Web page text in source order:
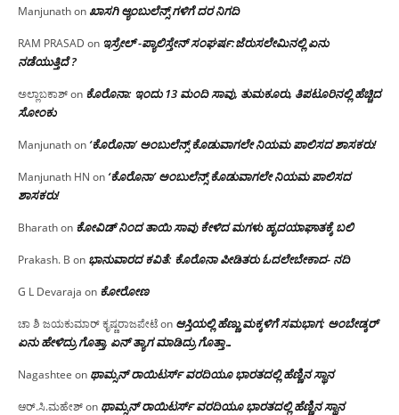
Manjunathonಖಾಸಗಿ ಆ್ಯಂಬುಲೆನ್ಸ್ ಗಳಿಗೆ ದರ ನಿಗದಿ
RAM PRASAD on ಇಸ್ರೇಲ್ -ಪ್ಯಾಲಿಸ್ತೇನ್ ಸಂಘರ್ಷ:ಜೆರುಸಲೇಮಿನಲ್ಲಿ ಏನು
ನಡೆಯುತ್ತಿದೆ ?
ಅಲ್ಲಾಬಕಾಶ್on ಕೊರೊನಾ: ಇಂದು 13 ಮಂದಿ ಸಾವು, ತುಮಕೂರು, ತಿಪಟೂರಿನಲ್ಲಿ ಹೆಚ್ಚಿದ
ಸೋಂಕು
Manjunathon ‘ಕೊರೊನಾ’ ಅಂಬುಲೆನ್ಸ್ ಕೊಡುವಾಗಲೇ ನಿಯಮ ಪಾಲಿಸದ ಶಾಸಕರು!
Manjunath HN on ‘ಕೊರೊನಾ’ ಅಂಬುಲೆನ್ಸ್ ಕೊಡುವಾಗಲೇ ನಿಯಮ ಪಾಲಿಸದ
ಶಾಸಕರು!
Bharathon ಕೋವಿಡ್ ನಿಂದ ತಾಯಿ ಸಾವು ಕೇಳಿದ ಮಗಳು ಹೃದಯಾಘಾತಕ್ಕೆ ಬಲಿ
Prakash. B on ಭಾನುವಾರದ ಕವಿತೆ: ಕೊರೊನಾ ಪೀಡಿತರು ಓದಲೇಬೇಕಾದ- ನದಿ
G L Devaraja on ಕೋರೋಣ
ಚಾ ಶಿ ಜಯಕುಮಾರ್ ಕೃಷ್ಣರಾಜಪೇಟೆon ಆಸ್ತಿಯಲ್ಲಿ ಹೆಣ್ಣು ಮಕ್ಕಳಿಗೆ ಸಮಭಾಗ; ಅಂಬೇಡ್ಕರ್
ಏನು ಹೇಳಿದ್ರು ಗೊತ್ತಾ, ಏನ್ ತ್ಯಾಗ ಮಾಡಿದ್ರು ಗೊತ್ತಾ…
Nagashtee on ಥಾಮ್ಸನ್ ರಾಯಿಟರ್ಸ್ ವರದಿಯೂ ಭಾರತದಲ್ಲಿ ಹೆಣ್ಣಿನ ಸ್ಥಾನ‌
ಆರ್.ಸಿ.ಮಹೇಶ್on ಥಾಮ್ಸನ್ ರಾಯಿಟರ್ಸ್ ವರದಿಯೂ ಭಾರತದಲ್ಲಿ ಹೆಣ್ಣಿನ ಸ್ಥಾನ‌